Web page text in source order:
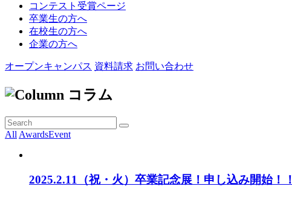
コンテスト受賞ページ
卒業生の方へ
在校生の方へ
企業の方へ
オープンキャンパス 資料請求 お問い合わせ
コラム
All AwardsEvent
2025.2.11（祝・火）卒業記念展！申し込み開始！！